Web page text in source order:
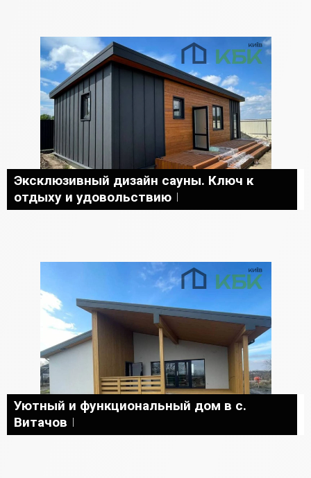
Эксклюзивный дизайн сауны. Ключ к
отдыху и удовольствию
Уютный и функциональный дом в с.
Витачов